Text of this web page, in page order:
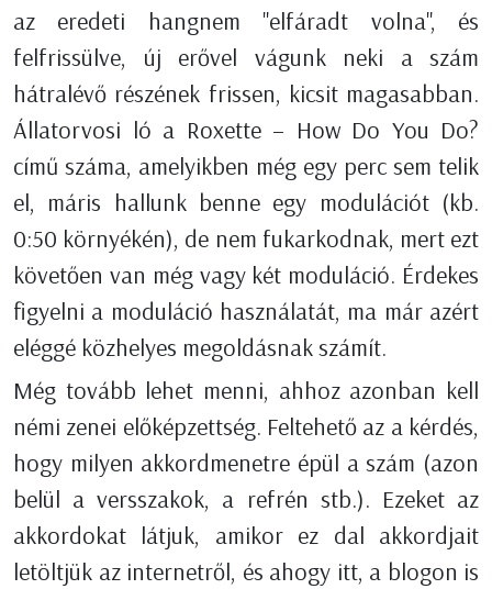
az eredeti hangnem "elfáradt volna", és
felfrissülve, új erővel vágunk neki a szám
hátralévő részének frissen, kicsit magasabban.
Állatorvosi ló a Roxette – How Do You Do?
című száma, amelyikben még egy perc sem telik
el, máris hallunk benne egy modulációt (kb.
0:50 környékén), de nem fukarkodnak, mert ezt
követően van még vagy két moduláció. Érdekes
figyelni a moduláció használatát, ma már azért
eléggé közhelyes megoldásnak számít.
Még tovább lehet menni, ahhoz azonban kell
némi zenei előképzettség. Feltehető az a kérdés,
hogy milyen akkordmenetre épül a szám (azon
belül a versszakok, a refrén stb.). Ezeket az
akkordokat látjuk, amikor ez dal akkordjait
letöltjük az internetről, és ahogy itt, a blogon is